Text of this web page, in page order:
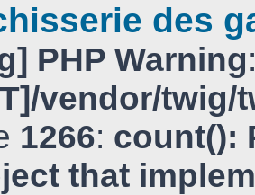
des
PHP Warning
vendor/
1266: count():
that